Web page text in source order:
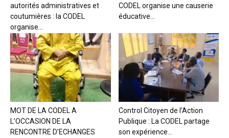
autorités administratives et
coutumières : la CODEL
organise...
CODEL organise une causerie
éducative...
MOT DE LA CODEL A
L’OCCASION DE LA
RENCONTRE D’ECHANGES
Control Citoyen de l’Action
Publique : La CODEL partage
son expérience...